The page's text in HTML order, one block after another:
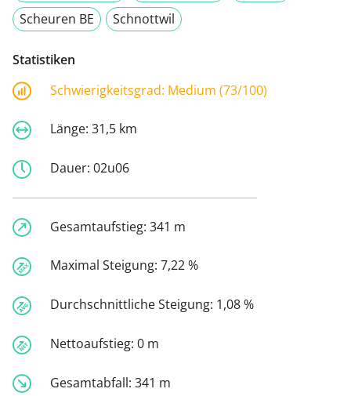
Scheuren BE
Schnottwil
Statistiken
Schwierigkeitsgrad: Medium (73/100)
Länge: 31,5 km
Dauer: 02u06
Gesamtaufstieg: 341 m
Maximal Steigung: 7,22 %
Durchschnittliche Steigung: 1,08 %
Nettoaufstieg: 0 m
Gesamtabfall: 341 m